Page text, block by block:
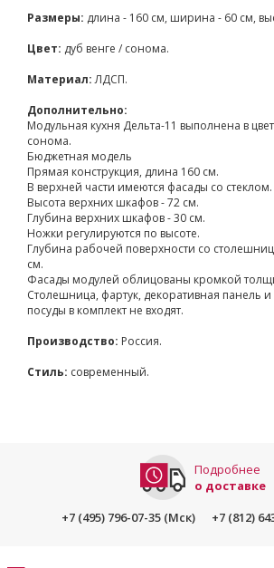
Размеры: длина - 160 см, ширина - 60 см,
Цвет: дуб венге / сонома.
Материал:ЛДСП.
Дополнительно:
Модульная кухня Дельта-11 выполнена в
сонома.
Бюджетная модель
Прямая конструкция, длина 160 см.
В верхней части имеются фасады со стеклом.
Высота верхних шкафов - 72 см.
Глубина верхних шкафов - 30 см.
Ножки регулируются по высоте.
Глубина рабочей поверхности со
см.
Фасады модулей облицованы кромкой
Столешница, фартук, декоративная панель
посуды в комплект не входят.
Производство: Россия.
Стиль: современный.
Подробнее
о доставке
+7 (495) 796-07-35 (Мск)
+7 (812)